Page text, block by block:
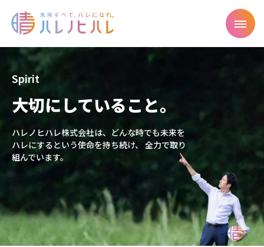
Spirit
大切にしていること。
ハレノヒハレ株式会社は、どんな時でも未来を
ハレにするという使命を持ち続け、 全力で取り
組んでいます。